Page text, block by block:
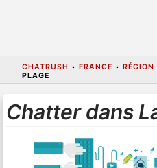
CHATRUSH • FRANCE • RÉGION
PLAGE
Chatter dans